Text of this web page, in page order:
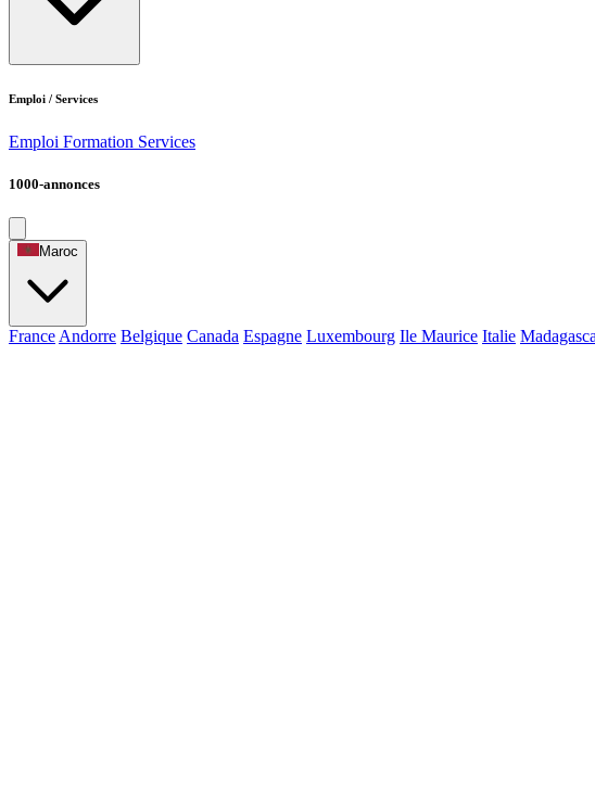
Emploi / Services
Emploi Formation Services
1000-annonces
Maroc
France Andorre Belgique Canada Espagne Luxembourg Ile Maurice Italie